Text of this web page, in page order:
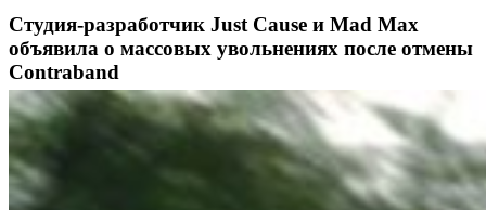
Студия-разработчик Just Cause и Mad Max
объявила о массовых увольнениях после отмены
Contraband